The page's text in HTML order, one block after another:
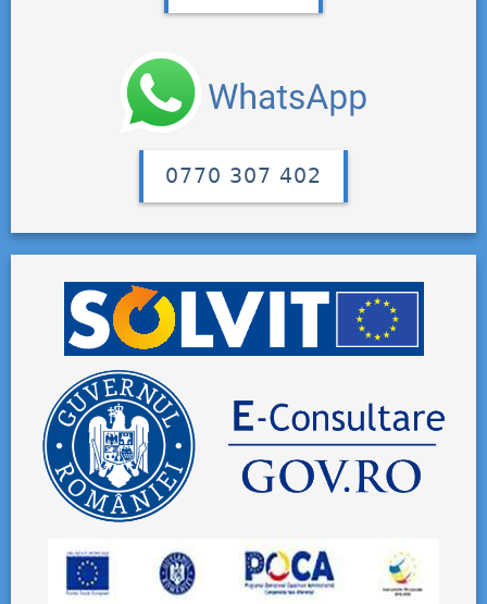
0770 307 402